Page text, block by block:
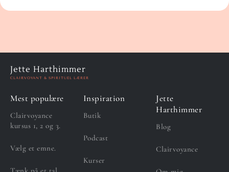
Jette Harthimmer
CLAIRVOYANT & SPIRITUEL LÆRER
Mest populære
Clairvoyance
kursus 1, 2 og 3.
Vælg et emne.
Inspiration
Butik
Podcast
Kurser
Jette
Harthimmer
Blog
Clairvoyance